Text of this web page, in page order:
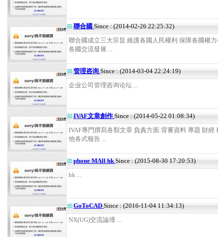
聯合國 Since : (2014-02-26 22:25:32)
聯合國成立三大宗旨 維護各國人民權利 保障各國權
各國交流發展 ...
管理咨询 Since : (2014-03-04 22:24:19)
企业公司管理咨询论坛 ...
IVAF文章創作 Since : (2014-05-22 01:08:34)
IVAF專門撰寫各類文章 負責方面:背審資料 專題 財經
他各式報告 ...
phone MAll hkSince : (2015-08-30 17:20:53)
hk ...
GoToCAD Since : (2016-11-04 11:34:13)
NX(UG)交流論壇 ...